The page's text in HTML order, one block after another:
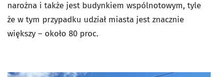
narożna i także jest budynkiem wspólnotowym, tyle
że w tym przypadku udział miasta jest znacznie
większy – około 80 proc.